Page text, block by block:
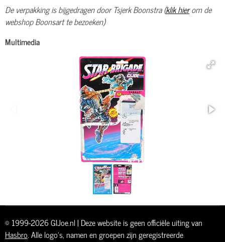
De verpakking is bijgedragen door Tsjerk Boonstra (klik hierom de
webshop Boonsart te bezoeken)
Multimedia
© 1999-2026 GIJoe.nl | Deze website is geen officiële uiting van
Hasbro. Alle logo's, namen en groepen zijn geregistreerde